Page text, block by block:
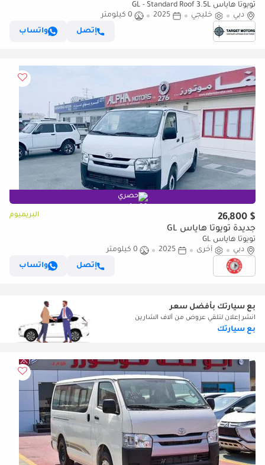
تويوتا هاياس GL - Standard Roof 3.5L
دبي
خليجي 2025
0 كيلومتر
إتصل
واتساب
حصري
$ 26,800 البريميوم
جديدة تويوتا هاياس GL
تويوتا هاياس GL
دبي
أخرى 2025
0 كيلومتر
إتصل
واتساب
بع سيارتك بأفضل سعر
انشر إعلان لتلقي عروض من آلاف الشارين
بع سيارتك